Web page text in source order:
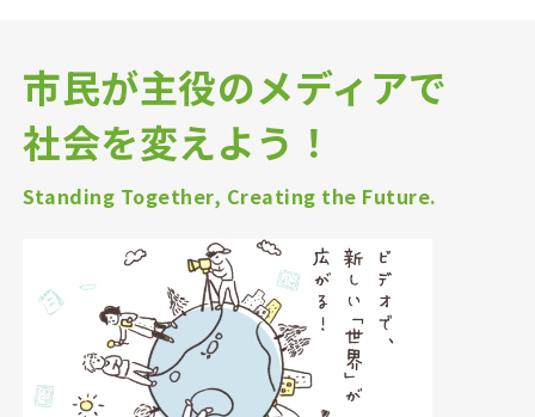
市民が主役のメディアで
社会を変えよう！
Standing Together, Creating the Future.